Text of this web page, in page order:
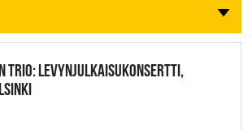
TRIO: LEVYNJULKAISUKONSERTTI,